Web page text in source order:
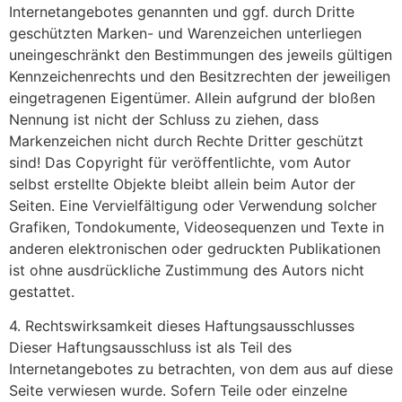
Internetangebotes genannten und ggf. durch Dritte
geschützten Marken- und Warenzeichen unterliegen
uneingeschränkt den Bestimmungen des jeweils gültigen
Kennzeichenrechts und den Besitzrechten der jeweiligen
eingetragenen Eigentümer. Allein aufgrund der bloßen
Nennung ist nicht der Schluss zu ziehen, dass
Markenzeichen nicht durch Rechte Dritter geschützt
sind! Das Copyright für veröffentlichte, vom Autor
selbst erstellte Objekte bleibt allein beim Autor der
Seiten. Eine Vervielfältigung oder Verwendung solcher
Grafiken, Tondokumente, Videosequenzen und Texte in
anderen elektronischen oder gedruckten Publikationen
ist ohne ausdrückliche Zustimmung des Autors nicht
gestattet.
4. Rechtswirksamkeit dieses Haftungsausschlusses
Dieser Haftungsausschluss ist als Teil des
Internetangebotes zu betrachten, von dem aus auf diese
Seite verwiesen wurde. Sofern Teile oder einzelne